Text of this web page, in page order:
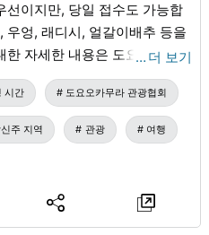
선이지만, 당일 접수도 가능합
한 자세한 내용은 도요오카 여
요!
… 더 보기
시간 도요오카무라 관광협회
주 지역 관광 여행